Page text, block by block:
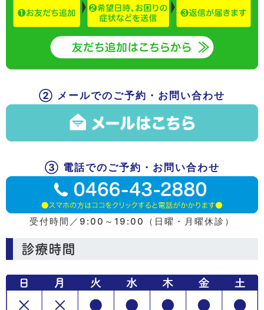
② メールでのご予約・お問い合わせ
③ 電話でのご予約・お問い合わせ
受付時間／9:00～19:00（日曜・月曜休診）
診療時間